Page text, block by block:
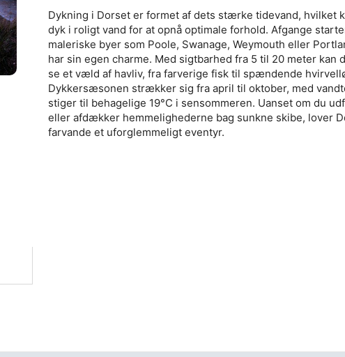
Dykning i Dorset er formet af dets stærke tidevand, hvilket
dyk i roligt vand for at opnå optimale forhold. Afgange
maleriske byer som Poole, Swanage, Weymouth eller
har sin egen charme. Med sigtbarhed fra 5 til 20 meter kan
se et væld af havliv, fra farverige fisk til spændende
Dykkersæsonen strækker sig fra april til oktober, med
stiger til behagelige 19°C i sensommeren. Uanset om du
eller afdækker hemmelighederne bag sunkne skibe, lover
farvande et uforglemmeligt eventyr.